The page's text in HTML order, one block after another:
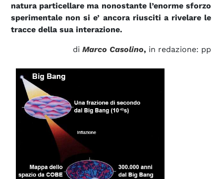
natura particellare ma nonostante l’enorme sforzo
sperimentale non si e’ ancora riusciti a rivelare le
tracce della sua interazione.
di Marco Casolino, in redazione: pp